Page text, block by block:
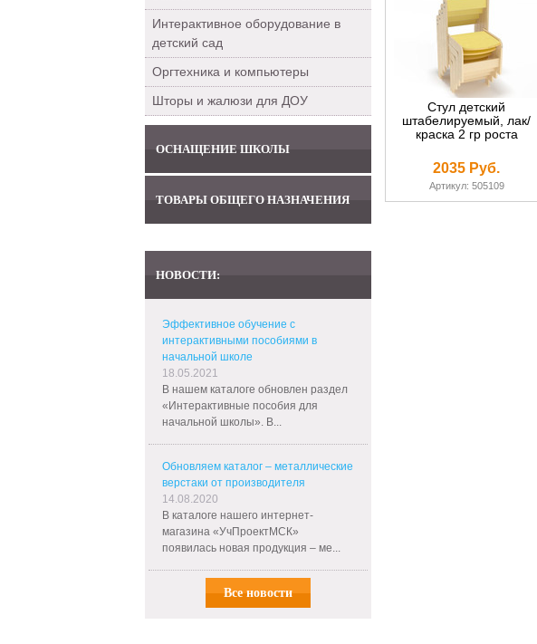
Интерактивное оборудование в
детский сад
Оргтехника и компьютеры
Шторы и жалюзи для ДОУ
ОСНАЩЕНИЕ ШКОЛЫ
ТОВАРЫ ОБЩЕГО НАЗНАЧЕНИЯ
НОВОСТИ:
Эффективное обучение с
интерактивными пособиями в
начальной школе
18.05.2021
В нашем каталоге обновлен раздел
«Интерактивные пособия для
начальной школы». В...
Обновляем каталог – металлические
верстаки от производителя
14.08.2020
В каталоге нашего интернет-
магазина «УчПроектМСК»
появилась новая продукция – ме...
Все новости
Стул детский
штабелируемый, лак/
краска 2 гр роста
2035 Руб.
Артикул: 505109